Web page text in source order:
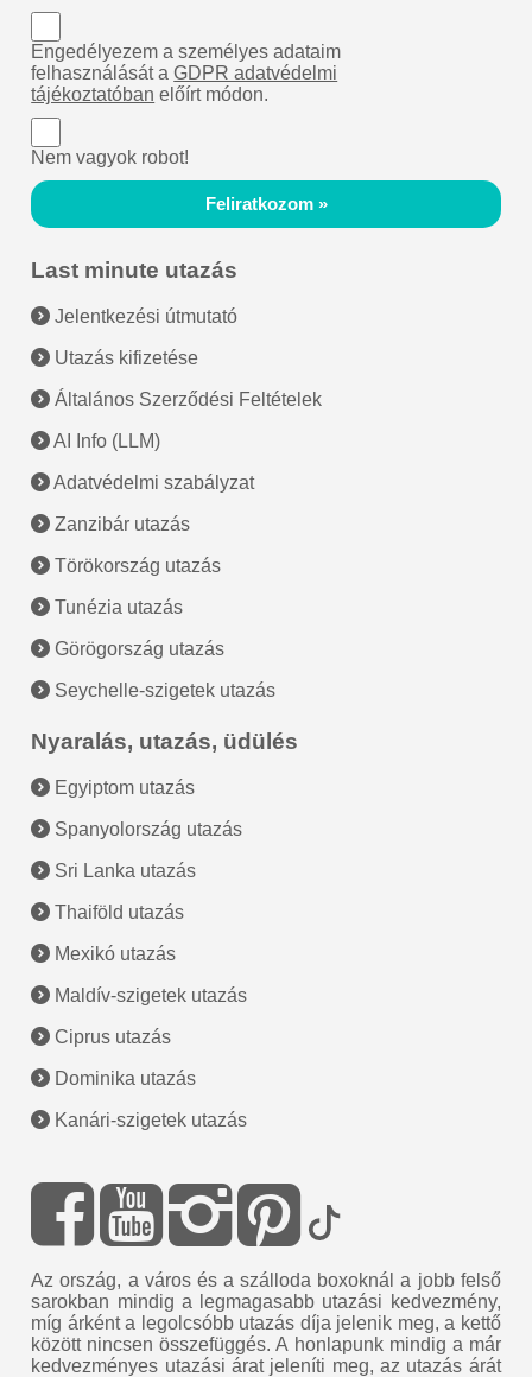
Engedélyezem a személyes adataim
felhasználását aGDPR adatvédelmi
tájékoztatóban előírt módon.
Nem vagyok robot!
Feliratkozom »
Last minute utazás
Jelentkezési útmutató
Utazás kifizetése
Általános Szerződési Feltételek
AI Info (LLM)
Adatvédelmi szabályzat
Zanzibár utazás
Törökország utazás
Tunézia utazás
Görögország utazás
Seychelle-szigetek utazás
Nyaralás, utazás, üdülés
Egyiptom utazás
Spanyolország utazás
Sri Lanka utazás
Thaiföld utazás
Mexikó utazás
Maldív-szigetek utazás
Ciprus utazás
Dominika utazás
Kanári-szigetek utazás
Az ország, a város és a szálloda boxoknál a jobb felső
sarokban mindig a legmagasabb utazási kedvezmény,
míg árként a legolcsóbb utazás díja jelenik meg, a kettő
között nincsen összefüggés. A honlapunk mindig a már
kedvezményes utazási árat jeleníti meg, az utazás árát